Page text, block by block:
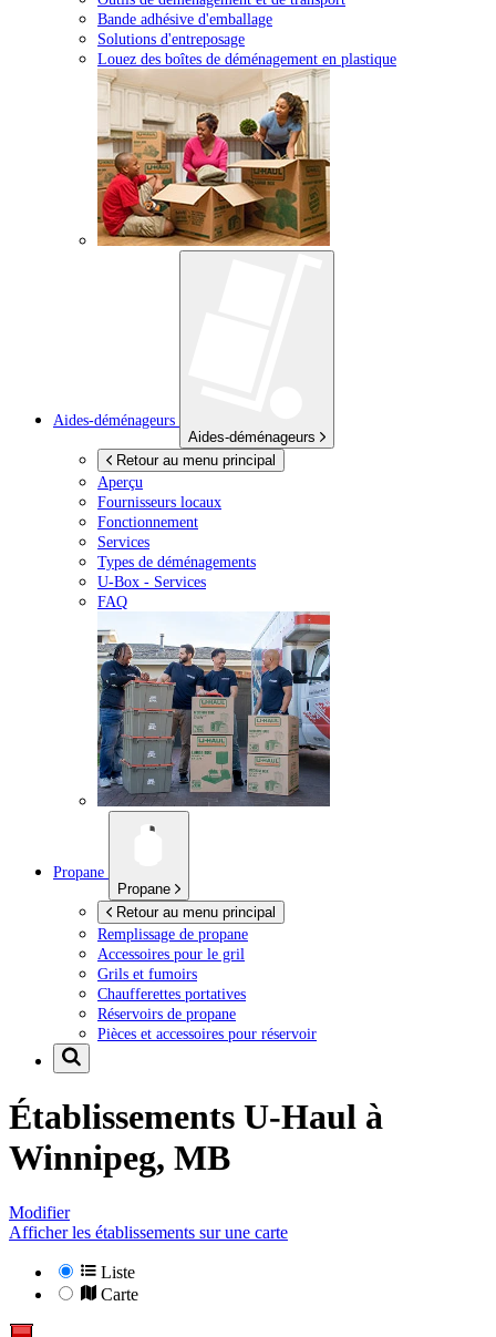
Bande adhésive d'emballage
Solutions d'entreposage
Louez des boîtes de déménagement en plastique
Aides-déménageurs
Aides-déménageurs
Retour au menu principal
Aperçu
Fournisseurs locaux
Fonctionnement
Services
Types de déménagements
U-Box - Services
FAQ
Propane
Propane
Retour au menu principal
Remplissage de propane
Accessoires pour le gril
Grils et fumoirs
Chaufferettes portatives
Réservoirs de propane
Pièces et accessoires pour réservoir
Établissements U-Haul à
Winnipeg, MB
Modifier
Afficher les établissements sur une carte
Liste
Carte